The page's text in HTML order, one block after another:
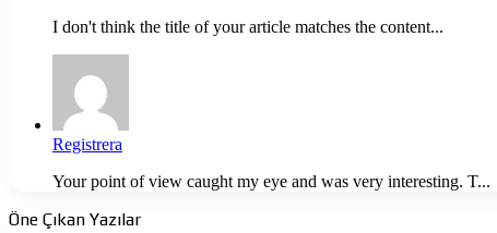
I don't think the title of your article matches the content...
Registrera
Your point of view caught my eye and was very interesting. T...
Öne Çıkan Yazılar